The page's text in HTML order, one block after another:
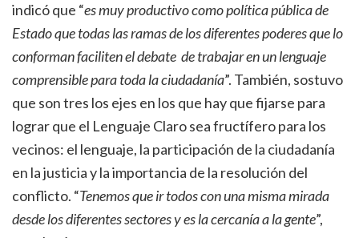
indicó que “es muy productivo como política pública de
Estado que todas las ramas de los diferentes poderes que lo
conforman faciliten el debate de trabajar en un lenguaje
comprensible para toda la ciudadanía”. También, sostuvo
que son tres los ejes en los que hay que fijarse para
lograr que el Lenguaje Claro sea fructífero para los
vecinos: el lenguaje, la participación de la ciudadanía
en la justicia y la importancia de la resolución del
conflicto. “Tenemos que ir todos con una misma mirada
desde los diferentes sectores y es la cercanía a la gente”,